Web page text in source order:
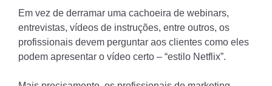
Em vez de derramar uma cachoeira de webinars,
entrevistas, vídeos de instruções, entre outros, os
profissionais devem perguntar aos clientes como eles
podem apresentar o vídeo certo – “estilo Netflix”.